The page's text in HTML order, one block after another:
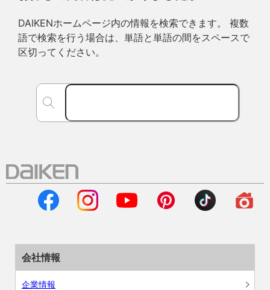
DAIKENホームページ内の情報を検索できます。 複数
語で検索を行う場合は、単語と単語の間をスペースで
区切ってください。
会社情報
企業情報